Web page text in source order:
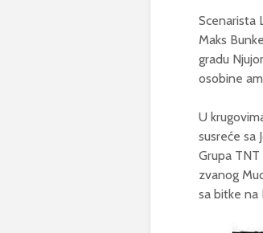
Scenarista
Maks
gradu
osobine
U
susreće sa
Grupa
zvanog
sa bitke na